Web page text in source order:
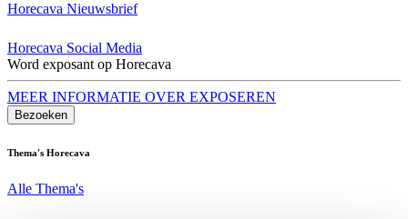
Horecava Nieuwsbrief
Horecava Social Media
Word exposant op Horecava
MEER INFORMATIE OVER EXPOSEREN
Bezoeken
Thema's Horecava
Alle Thema's